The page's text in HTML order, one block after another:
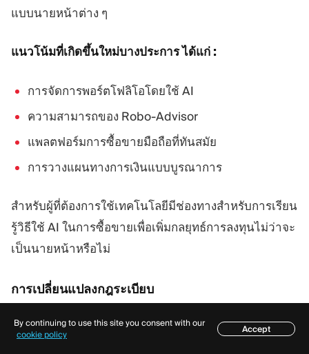
แบบนายหน้าต่าง ๆ
แนวโน้มที่เกิดขึ้นใหม่บางประการ ได้แก่ :
การจัดการพอร์ตโฟลิโอโดยใช้ AI
ความสามารถของ Robo-Advisor
แพลตฟอร์มการซื้อขายมือถือที่ทันสมัย
การวางแผนทางการเงินแบบบูรณาการ
สำหรับผู้ที่ต้องการใช้เทคโนโลยีมีช่องทางสำหรับการเรียน
รู้วิธีใช้ AI ในการซื้อขายเพื่อเพิ่มกลยุทธ์การลงทุนไม่ว่าจะ
เป็นนายหน้าหรือไม่
การเปลี่ยนแปลงกฎระเบียบ
ของนายหน้า โบรกเกอร์ที่ให้บริการเต็มรูปแบบมีแนวโน้ม
สารบัญ
By continuing to use this site you consent with our
cookie policy
Accept